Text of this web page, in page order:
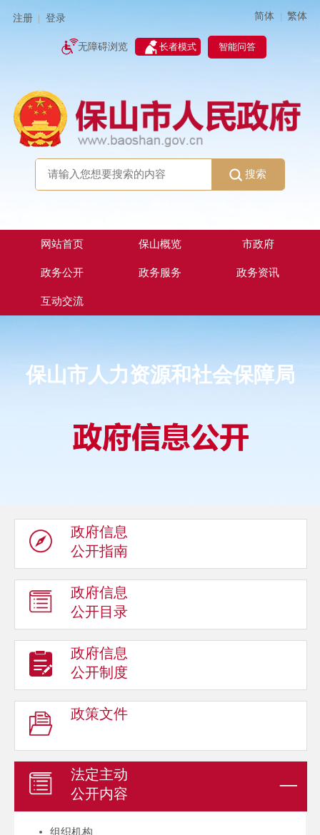
注册 登录 简体 | 繁体
无障碍浏览 长者模式 智能问答
搜索
网站首页 保山概览 市政府
政务公开 政务服务 政务资讯
互动交流
保山市人力资源和社会保障局
政府信息
公开指南
政府信息
公开目录
政府信息
公开制度
政策文件
法定主动
公开内容
组织机构